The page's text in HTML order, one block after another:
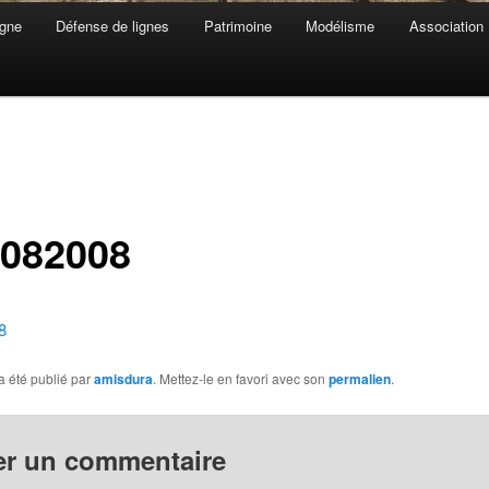
Défense de lignes Patrimoine Modélisme Association
été publié paramisdura. Mettez-le en favori avec son permalien.
un commentaire